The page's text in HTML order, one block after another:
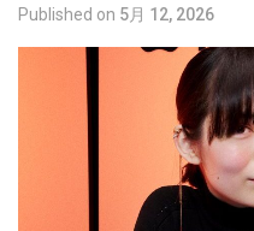
Published on 5月 12, 2026